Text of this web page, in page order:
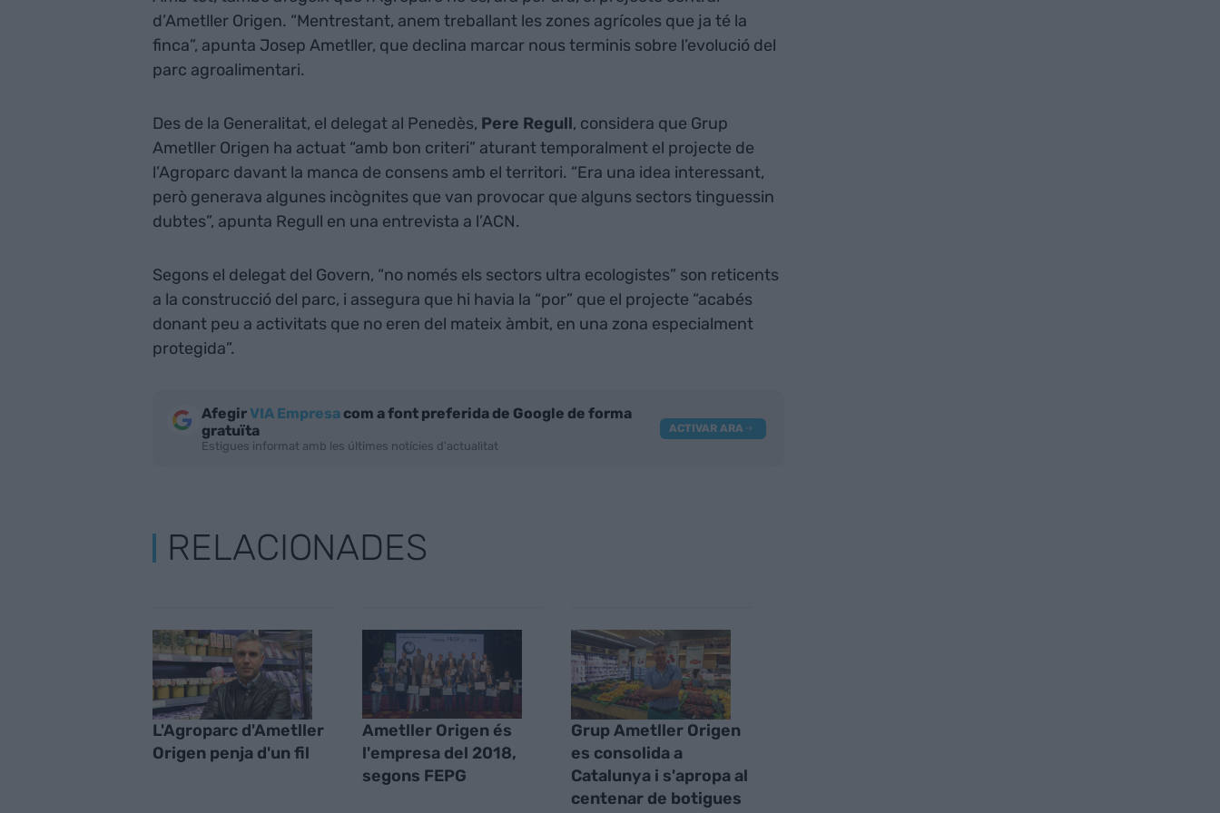
d’Ametller Origen. “Mentrestant, anem treballant les zones agrícoles que ja té la
finca”, apunta Josep Ametller, que declina marcar nous terminis sobre l’evolució del
parc agroalimentari.
Des de la Generalitat, el delegat al Penedès, Pere Regull, considera que Grup
Ametller Origen ha actuat “amb bon criteri” aturant temporalment el projecte de
l’Agroparc davant la manca de consens amb el territori. “Era una idea interessant,
però generava algunes incògnites que van provocar que alguns sectors tinguessin
dubtes”, apunta Regull en una entrevista a l’ACN.
Segons el delegat del Govern, “no només els sectors ultra ecologistes” son reticents
a la construcció del parc, i assegura que hi havia la “por” que el projecte “acabés
donant peu a activitats que no eren del mateix àmbit, en una zona especialment
protegida”.
AfegirVIA Empresacom a font preferida de Google de forma
gratuïta
Estigues informat amb les últimes notícies d'actualitat
ACTIVAR ARA
RELACIONADES
L'Agroparc d'Ametller
Origen penja d'un fil
Ametller Origen és
l'empresa del 2018,
segons FEPG
Grup Ametller Origen
es consolida a
Catalunya i s'apropa al
centenar de botigues